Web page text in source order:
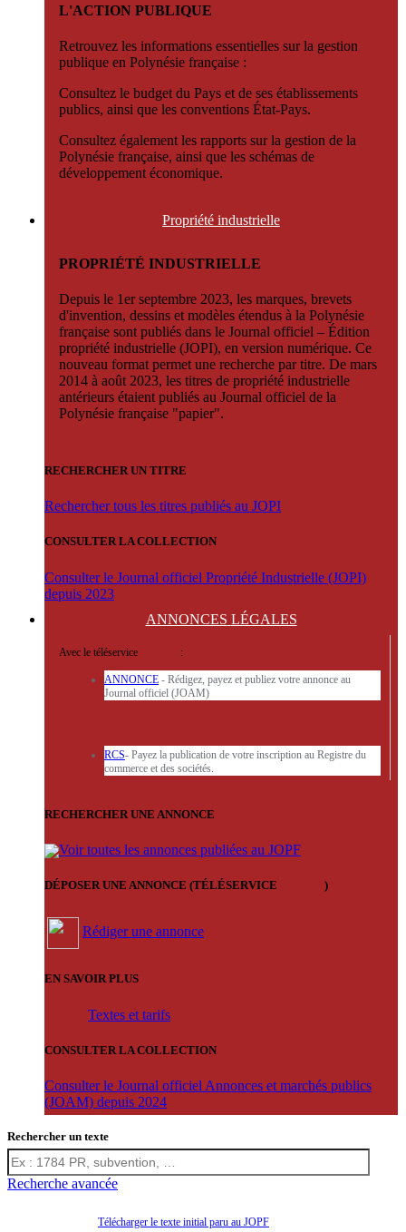
L'ACTION PUBLIQUE
Retrouvez les informations essentielles sur la gestion
publique en Polynésie française :
Consultez le budget du Pays et de ses établissements
publics, ainsi que les conventions État-Pays.
Consultez également les rapports sur la gestion de la
Polynésie française, ainsi que les schémas de
développement économique.
Propriété industrielle
PROPRIÉTÉ INDUSTRIELLE
Depuis le 1er septembre 2023, les marques, brevets
d'invention, dessins et modèles étendus à la Polynésie
française sont publiés dans le Journal officiel – Édition
propriété industrielle (JOPI), en version numérique. Ce
nouveau format permet une recherche par titre. De mars
2014 à août 2023, les titres de propriété industrielle
antérieurs étaient publiés au Journal officiel de la
Polynésie française "papier".
RECHERCHER UN TITRE
Rechercher tous les titres publiés au JOPI
CONSULTER LA COLLECTION
Consulter le Journal officiel Propriété Industrielle (JOPI)
depuis 2023
ANNONCES LÉGALES
Avec le téléservice :
ANNONCE - Rédigez, payez et publiez votre annonce au
Journal officiel (JOAM)
RCS- Payez la publication de votre inscription au Registre du
commerce et des sociétés.
RECHERCHER UNE ANNONCE
Voir toutes les annonces publiées au JOPF
DÉPOSER UNE ANNONCE (TÉLÉSERVICE )
Rédiger une annonce
EN SAVOIR PLUS
Textes et tarifs
CONSULTER LA COLLECTION
Consulter le Journal officiel Annonces et marchés publics
(JOAM) depuis 2024
Rechercher un texte
Recherche avancée
Télécharger le texte initial paru au JOPF